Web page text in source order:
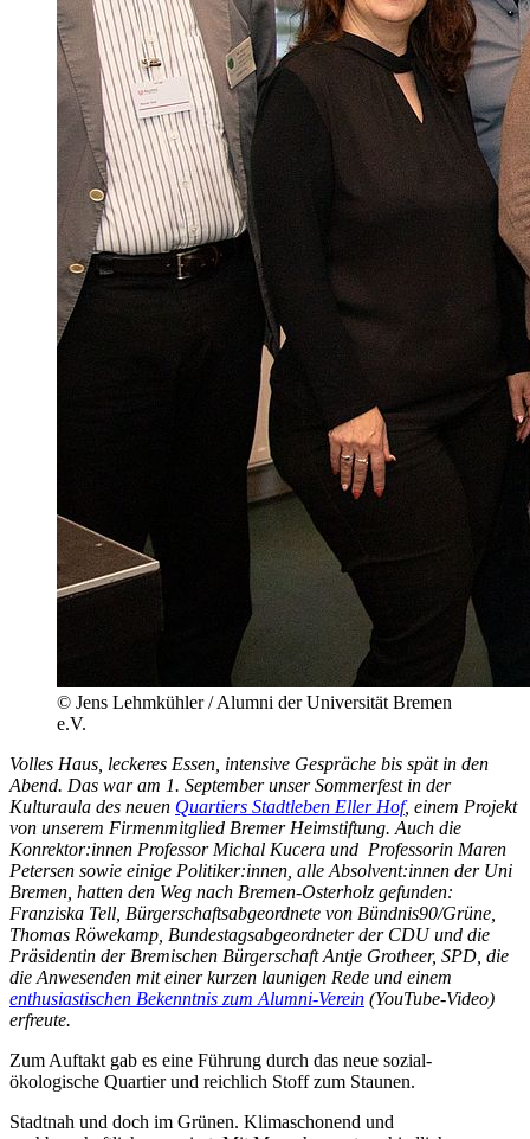
© Jens Lehmkühler / Alumni der Universität Bremen
e.V.
Volles Haus, leckeres Essen, intensive Gespräche bis spät in den
Abend. Das war am 1. September unser Sommerfest in der
Kulturaula des neuen Quartiers Stadtleben Eller Hof, einem Projekt
von unserem Firmenmitglied Bremer Heimstiftung. Auch die
Konrektor:innen Professor Michal Kucera und Professorin Maren
Petersen sowie einige Politiker:innen, alle Absolvent:innen der Uni
Bremen, hatten den Weg nach Bremen-Osterholz gefunden:
Franziska Tell, Bürgerschaftsabgeordnete von Bündnis90/Grüne,
Thomas Röwekamp, Bundestagsabgeordneter der CDU und die
Präsidentin der Bremischen Bürgerschaft Antje Grotheer, SPD, die
die Anwesenden mit einer kurzen launigen Rede und einem
enthusiastischen Bekenntnis zum Alumni-Verein (YouTube-Video)
erfreute.
Zum Auftakt gab es eine Führung durch das neue sozial-
ökologische Quartier und reichlich Stoff zum Staunen.
Stadtnah und doch im Grünen. Klimaschonend und